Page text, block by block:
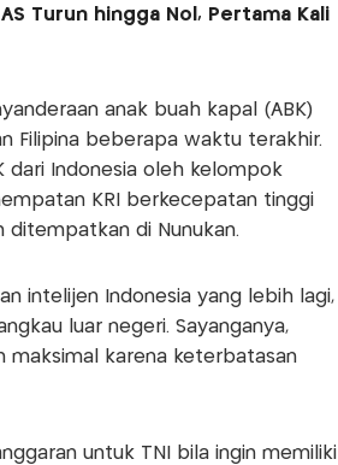
Turun hingga Nol, Pertama Kali
anak buah kapal (ABK)
Filipina beberapa waktu terakhir.
dari Indonesia oleh kelompok
KRI berkecepatan tinggi
di Nunukan.
intelijen Indonesia yang lebih lagi,
luar negeri. Sayanganya,
maksimal karena keterbatasan
untuk TNI bila ingin memiliki